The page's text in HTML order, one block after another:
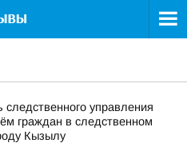
следственного управления
граждан в следственном
Кызылу